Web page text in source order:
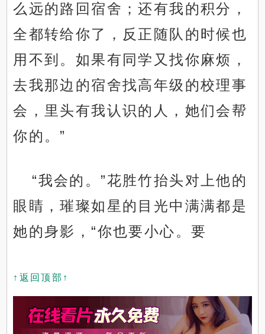
么远的路回宿舍；还有我的积分，
全都转给你了，反正随队的时候也
用不到。如果有同学又找你麻烦，
去我那边的宿舍找高年级的校理事
会，里头有我认识的人，她们会帮
你的。”
“我会的。”花胜竹抬头对上他的
眼睛，璀璨如星的目光中满满都是
她的身影，“你也要小心。要
↑返回顶部↑